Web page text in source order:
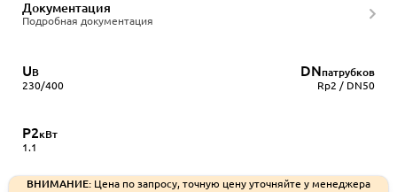
Документация
Подробная документация
UВ
230/400
DNпатрубков
Rp2 / DN50
P2кВт
1.1
ВНИМАНИЕ: Цена по запросу, точную цену уточняйте у менеджера